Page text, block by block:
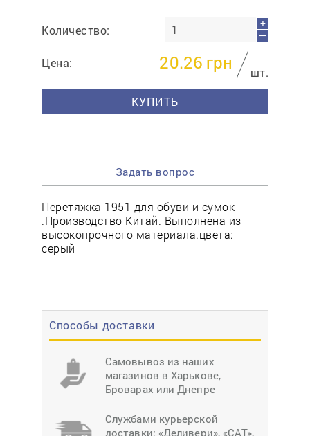
Способы доставки
Самовывоз из наших
магазинов в Харькове,
Броварах или Днепре
Службами курьерской
доставки: «Деливери», «САТ»,
Количество:
+
—
Цена: 20.26 грн
шт.
КУПИТЬ
Задать вопрос
Перетяжка 1951 для обуви и сумок
.Производство Китай. Выполнена из
высокопрочного материала.цвета:
серый